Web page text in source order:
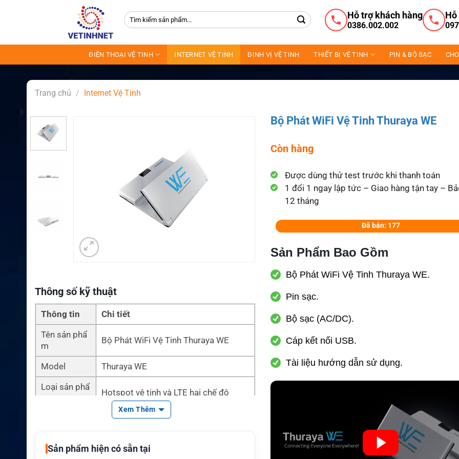
Tìm
kiếm:
Hỗ trợ khách hàng
0386.002.002
Hỗ
ĐIỆN THOẠI VỆ TINH INTERNET VỆ TINH ĐỊNH VỊ VỆ TINH THIẾT BỊ VỆ TINH PIN & BỘ SẠC
Trang chủ / Internet Vệ Tinh
Thông số kỹ thuật
Thông tin
Chi tiết
Tên sản phẩ
m
Bộ Phát WiFi Vệ Tinh Thuraya WE
Model
Thuraya WE
Loại sản phẩ
Hotspot vệ tinh và LTE hai chế độ
Thuraya L-band, 3G, 4G LTE
GmPRS tối đa 384 kbps
Xem Thêm
Sản phẩm hiện có sẵn tại
Bộ Phát WiFi Vệ Tinh Thuraya WE
Còn hàng
Được dùng thử test trước khi thanh toán
1 đổi 1 ngay lập tức – Giao hàng tận tay –
12 tháng
Đã bán: 177
Sản Phẩm Bao Gồm
Bộ Phát WiFi Vệ Tinh Thuraya WE.
Pin sạc.
Bộ sạc (AC/DC).
Cáp kết nối USB.
Tài liệu hướng dẫn sử dụng.